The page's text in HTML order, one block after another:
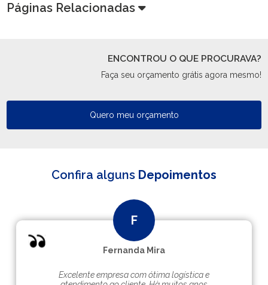
Páginas Relacionadas
ENCONTROU O QUE PROCURAVA?
Faça seu orçamento grátis agora mesmo!
Quero meu orçamento
Confira alguns Depoimentos
Fernanda Mira
Excelente empresa com ótima logística e